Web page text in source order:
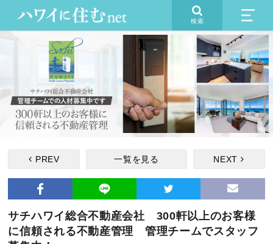
検索
PREV 一覧を見る NEXT
サチハワイ総合不動産会社 300軒以上のお客様
に信頼される不動産管理 管理チームでスタッフ